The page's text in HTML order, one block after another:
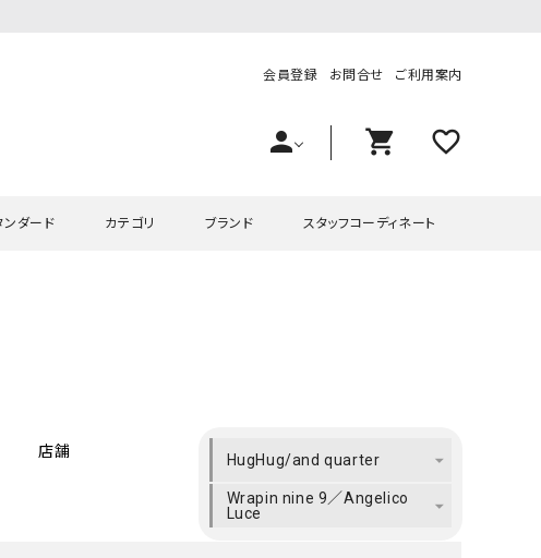
会員登録 お問合せ ご利用案内
person shopping_cart favorite_outline
ンダード カテゴリ ブランド
and quarter（アンドクウォーター） HUMS（ハムズ）
Our.（アワードット） Hymn LIPA（ヒムリパ）
スタッフコーディネート
店舗 HugHug/and quarter
Wrapin nine 9／Angelico
Luce